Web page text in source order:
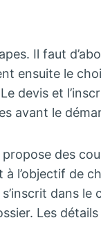
Il faut
ensuite le
devis et
avant le
des
l’objectif de
dans le
Les